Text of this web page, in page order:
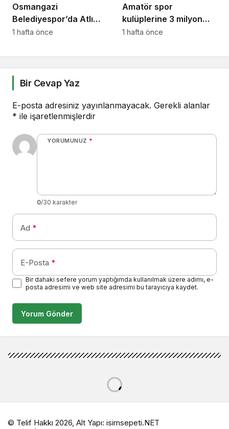
Osmangazi
Belediyespor’da Atlı
Sporlar Branşı Kuruldu
1 hafta önce
Amatör spor
kulüplerine 3 milyon
liralık destek
1 hafta önce
Bir Cevap Yaz
E-posta adresiniz yayınlanmayacak. Gerekli alanlar
* ile işaretlenmişlerdir
YORUMUNUZ *
0/30 karakter
Ad *
E-Posta *
Bir dahaki sefere yorum yaptığımda kullanılmak üzere adımı, e-
posta adresimi ve web site adresimi bu tarayıcıya kaydet.
Yorum Gönder
© Telif Hakkı 2026, Alt Yapı: isimsepeti.NET